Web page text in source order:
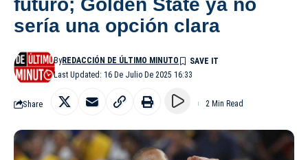
futuro; Golden State ya no
sería una opción clara
Last Updated: 16 De Julio De 2025 16:33
ByREDACCIÓN DE ÚLTIMO MINUTO
Share 2 Min Read